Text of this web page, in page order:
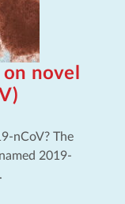
novel
nCoV? The
2019-